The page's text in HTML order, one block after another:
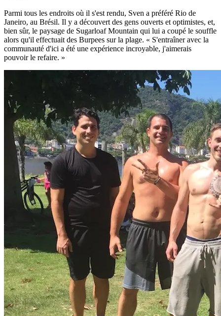
Parmi tous les endroits où il s'est rendu, Sven a préféré Rio de
Janeiro, au Brésil. Il y a découvert des gens ouverts et optimistes, et,
bien sûr, le paysage de Sugarloaf Mountain qui lui a coupé le souffle
alors qu'il effectuait des Burpees sur la plage. « S'entraîner avec la
communauté d'ici a été une expérience incroyable, j'aimerais
pouvoir le refaire. »